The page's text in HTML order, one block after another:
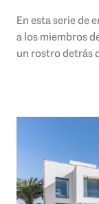
En esta serie de
a los miembros
un rostro detrás